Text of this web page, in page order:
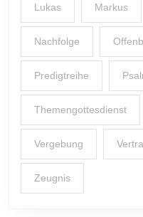
Lukas Markus
Nachfolge
Predigtreihe
Themengottesdienst
Vergebung
Zeugnis